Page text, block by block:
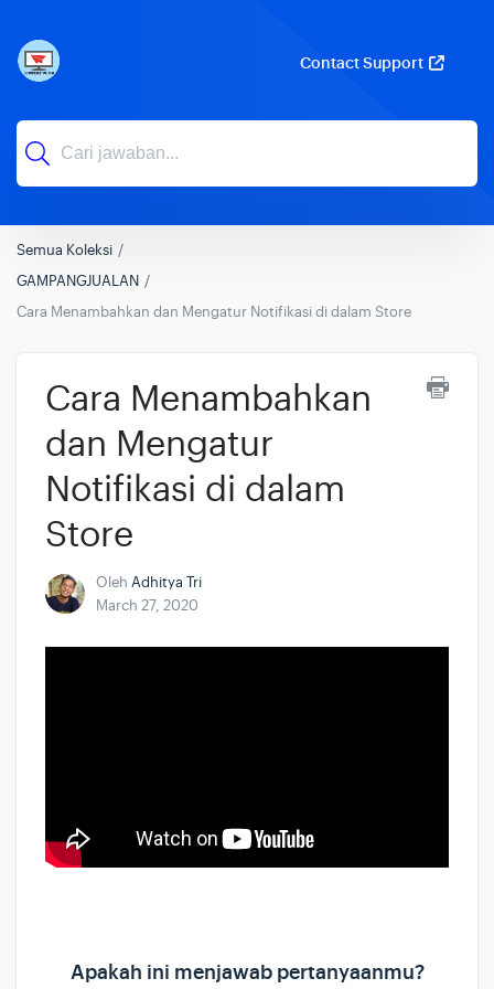
Contact Support
Semua Koleksi
GAMPANGJUALAN
Cara Menambahkan dan Mengatur Notifikasi di dalam Store
Cara Menambahkan
dan Mengatur
Notifikasi di dalam
Store
Oleh Adhitya Tri
March 27, 2020
Apakah ini menjawab pertanyaanmu?